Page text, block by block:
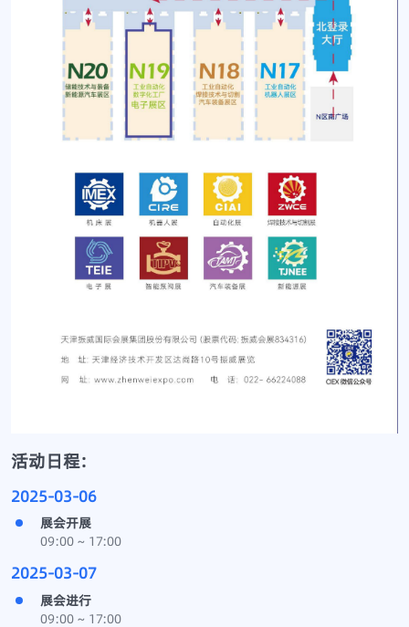
活动日程:
2025-03-06
展会开展
09:00 ~ 17:00
2025-03-07
展会进行
09:00 ~ 17:00